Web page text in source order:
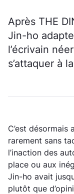
Après THE
Jin-ho
l’écrivain
s’attaquer à
C’est
rarement sans
l’inaction des
place ou aux
Jin-ho avait
plutôt que